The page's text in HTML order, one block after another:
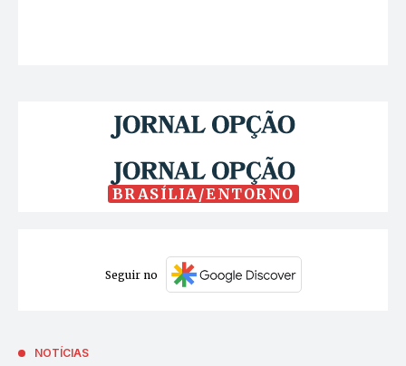
BRASÍLIA/ENTORNO
Seguir no
NOTÍCIAS